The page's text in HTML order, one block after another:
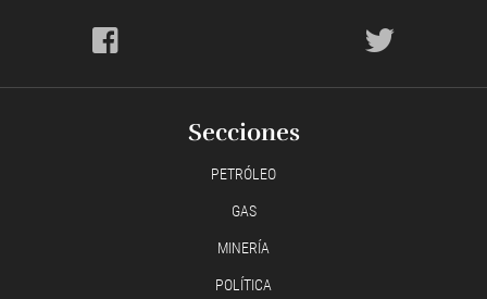
Secciones
PETRÓLEO
GAS
MINERÍA
POLÍTICA